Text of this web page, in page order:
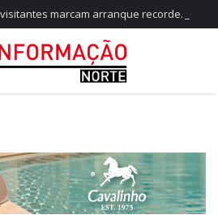
Viseu: Mais de 56 mil visitantes marcam arranque recorde da Feira de São Mateus